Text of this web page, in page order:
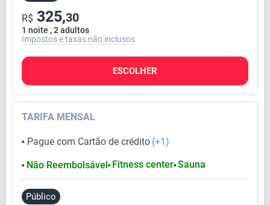
1 noite , 2 adultos
R$ 325,30
Impostos e taxas não inclusos
ESCOLHER
TARIFA MENSAL
⬤ Pague com Cartão de crédito (+1)
⬤ Não Reembolsável ⬤ Fitness center⬤ Sauna
Público